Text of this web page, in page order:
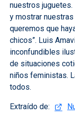
nuestros juguetes.
y mostrar
queremos que
chicos”. Luis
inconfundibles
de situaciones
niños feministas.
todos.
Extraído de: